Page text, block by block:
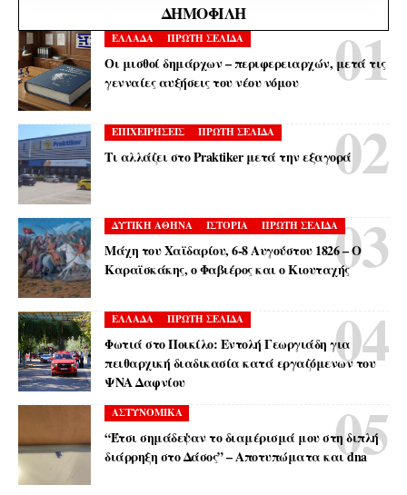
ΔΗΜΟΦΙΛΉ
ΕΛΛΑΔΑ ΠΡΩΤΗ ΣΕΛΙΔΑ
Οι μισθοί δημάρχων – περιφερειαρχών, μετά τις
γενναίες αυξήσεις του νέου νόμου
ΕΠΙΧΕΙΡΗΣΕΙΣ ΠΡΩΤΗ ΣΕΛΙΔΑ
Τι αλλάζει στο Praktiker μετά την εξαγορά
ΔΥΤΙΚΗ ΑΘΗΝΑ ΙΣΤΟΡΙΑ ΠΡΩΤΗ ΣΕΛΙΔΑ
Μάχη του Χαϊδαρίου, 6-8 Αυγούστου 1826 – Ο
Καραϊσκάκης, ο Φαβιέρος και ο Κιουταχής
ΕΛΛΑΔΑ ΠΡΩΤΗ ΣΕΛΙΔΑ
Φωτιά στο Ποικίλο: Εντολή Γεωργιάδη για
πειθαρχική διαδικασία κατά εργαζόμενων του
ΨΝΑ Δαφνίου
ΑΣΤΥΝΟΜΙΚΑ
“Έτσι σημάδεψαν το διαμέρισμά μου στη διπλή
διάρρηξη στο Δάσος” – Αποτυπώματα και dna